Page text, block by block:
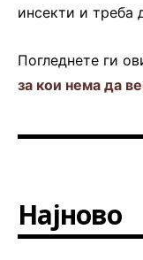
инсекти и треба
Погледнете ги
за кои нема да
Најново